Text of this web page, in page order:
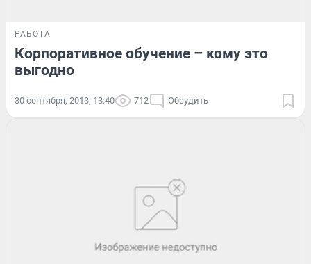
РАБОТА
Корпоративное обучение – кому это
выгодно
30 сентября, 2013, 13:40 712 Обсудить